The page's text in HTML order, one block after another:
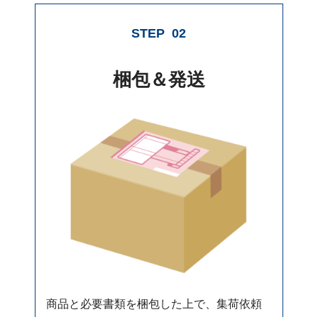
STEP 02
梱包＆発送
商品と必要書類を梱包した上で、集荷依頼